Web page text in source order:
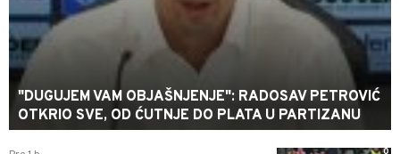
"DUGUJEM VAM OBJAŠNJENJE": RADOSAV PETROVIĆ
OTKRIO SVE, OD ĆUTNJE DO PLATA U PARTIZANU